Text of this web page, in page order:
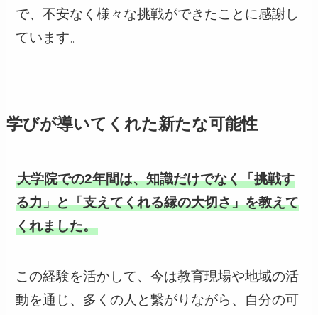
で、不安なく様々な挑戦ができたことに感謝し
ています。
学びが導いてくれた新たな可能性
大学院での2年間は、知識だけでなく「挑戦す
る力」と「支えてくれる縁の大切さ」を教えて
くれました。
この経験を活かして、今は教育現場や地域の活
動を通じ、多くの人と繋がりながら、自分の可